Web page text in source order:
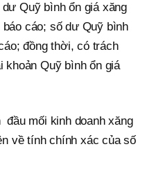
Quỹ bình ổn giá xăng
cáo; số dư Quỹ bình
đồng thời, có trách
khoản Quỹ bình ổn giá
mối kinh doanh xăng
về tính chính xác của số